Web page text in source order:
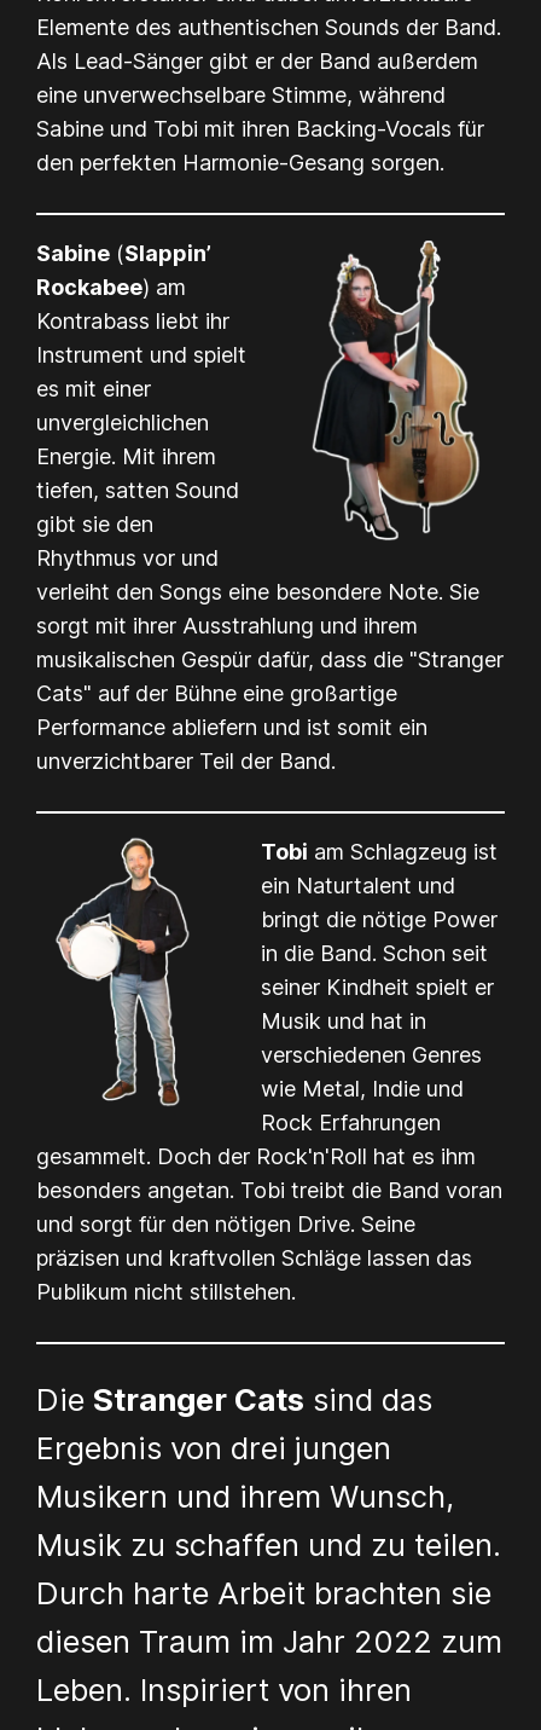
Elemente des authentischen Sounds der Band.
Als Lead-Sänger gibt er der Band außerdem
eine unverwechselbare Stimme, während
Sabine und Tobi mit ihren Backing-Vocals für
den perfekten Harmonie-Gesang sorgen.
Sabine (Slappin’
Rockabee) am
Kontrabass liebt ihr
Instrument und spielt
es mit einer
unvergleichlichen
Energie. Mit ihrem
tiefen, satten Sound
gibt sie den
Rhythmus vor und
verleiht den Songs eine besondere Note. Sie
sorgt mit ihrer Ausstrahlung und ihrem
musikalischen Gespür dafür, dass die "Stranger
Cats" auf der Bühne eine großartige
Performance abliefern und ist somit ein
unverzichtbarer Teil der Band.
Tobi am Schlagzeug ist
ein Naturtalent und
bringt die nötige Power
in die Band. Schon seit
seiner Kindheit spielt er
Musik und hat in
verschiedenen Genres
wie Metal, Indie und
Rock Erfahrungen
gesammelt. Doch der Rock'n'Roll hat es ihm
besonders angetan. Tobi treibt die Band voran
und sorgt für den nötigen Drive. Seine
präzisen und kraftvollen Schläge lassen das
Publikum nicht stillstehen.
Die Stranger Cats sind das
Ergebnis von drei jungen
Musikern und ihrem Wunsch,
Musik zu schaffen und zu teilen.
Durch harte Arbeit brachten sie
diesen Traum im Jahr 2022 zum
Leben. Inspiriert von ihren